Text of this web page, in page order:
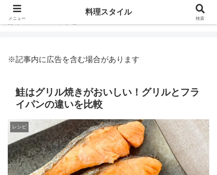
ホーム
※記事内に広告を含む場合があります
鮭はグリル焼きがおいしい！グリルとフラ
イパンの違いを比較
レシピ
メニュー
料理スタイル
検索